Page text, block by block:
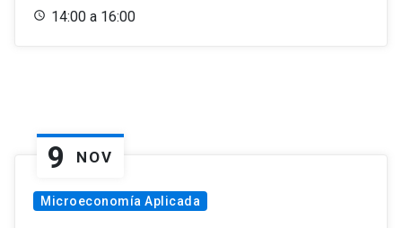
14:00 a 16:00
9 NOV
Microeconomía Aplicada